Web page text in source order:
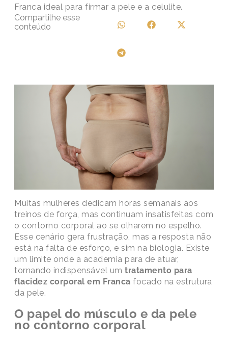
Franca ideal para firmar a pele e a celulite.
Compartilhe esse
conteúdo
Muitas mulheres dedicam horas semanais aos
treinos de força, mas continuam insatisfeitas com
o contorno corporal ao se olharem no espelho.
Esse cenário gera frustração, mas a resposta não
está na falta de esforço, e sim na biologia. Existe
um limite onde a academia para de atuar,
tornando indispensável um tratamento para
flacidez corporal em Franca focado na estrutura
da pele.
O papel do músculo e da pele
no contorno corporal